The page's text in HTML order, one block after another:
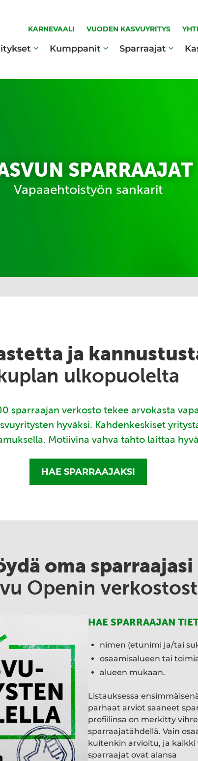
KARNEVAALI VUODEN KASVUYRITYS
Kumppanit Sparraajat
SPARRAAJAT
Vapaaehtoistyön sankarit
ja
ulkopuolelta
sparraajan verkosto tekee arvokasta
hyväksi. Kahdenkeskiset
Motiivina vahva tahto laittaa
HAE SPARRAAJAKSI
oma sparraajasi
Openin
HAE SPARRAAJAN
nimen (etunimi ja/tai
osaamisalueen tai
alueen mukaan.
Listauksessa
parhaat arviot saaneet
profiilinsa on merkitty
sparraajatähdellä. Vain
kuitenkin arvioitu, ja
sparraajat ovat alansa